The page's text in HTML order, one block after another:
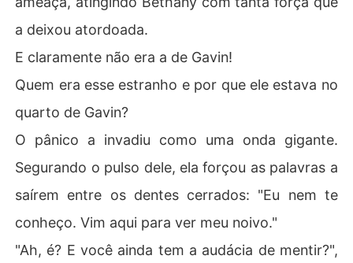
a deixou atordoada.
E claramente não era a de Gavin!
Quem era esse estranho e por que ele estava no
quarto de Gavin?
O pânico a invadiu como uma onda gigante.
Segurando o pulso dele, ela forçou as palavras a
saírem entre os dentes cerrados: "Eu nem te
conheço. Vim aqui para ver meu noivo."
"Ah, é? E você ainda tem a audácia de mentir?",